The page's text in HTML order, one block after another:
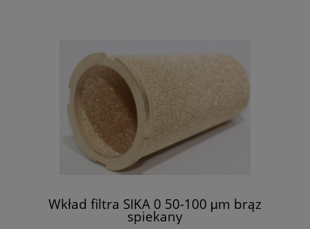
Wkład filtra SIKA 0 50-100 μm brąz
spiekany